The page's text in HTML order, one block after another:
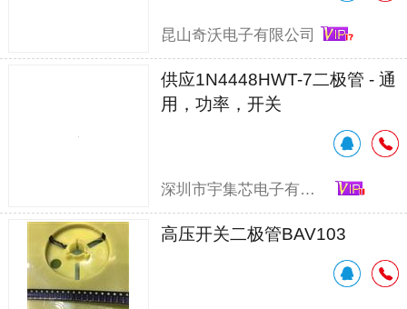
昆山奇沃电子有限公司
供应1N4448HWT-7二极管 - 通
用，功率，开关
深圳市宇集芯电子有限公司
高压开关二极管BAV103